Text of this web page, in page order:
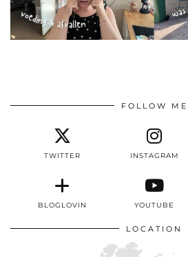
FOLLOW ME
TWITTER INSTAGRAM
BLOGLOVIN YOUTUBE
LOCATION